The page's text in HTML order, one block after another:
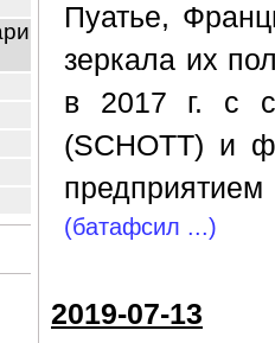
Пуатье,
зеркала их
в 2017 г. с
(SCHOTT) и
(батафсил ...)
2019-07-13